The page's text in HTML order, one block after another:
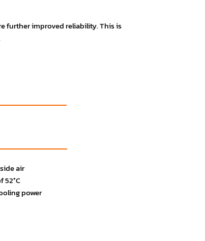
further improved reliability. This is
air
52°C
power